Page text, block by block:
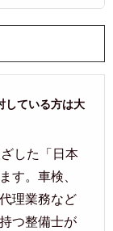
している方は大
した「日本
す。車検、
理業務など
つ整備士が